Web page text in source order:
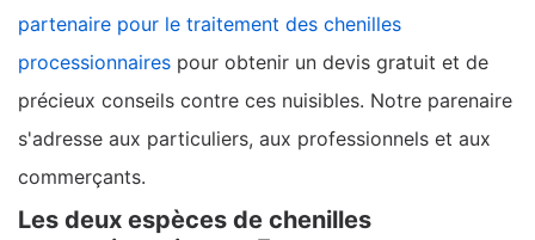
partenaire pour le traitement des chenilles
processionnaires pour obtenir un devis gratuit et de
précieux conseils contre ces nuisibles. Notre parenaire
s'adresse aux particuliers, aux professionnels et aux
commerçants.
Les deux espèces de chenilles